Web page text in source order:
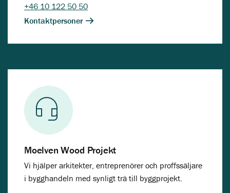
+46 10 122 50 50
Kontaktpersoner
Moelven Wood Projekt
Vi hjälper arkitekter, entreprenörer och proffssäljare
i bygghandeln med synligt trä till byggprojekt.